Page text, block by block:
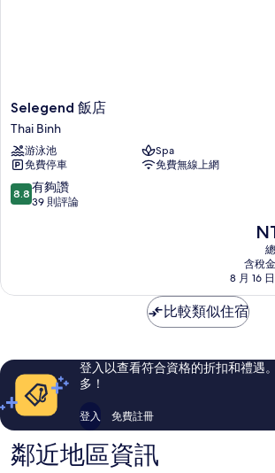
Selegend
飯
店
Thai
Binh
Selegend 飯店
Thai Binh
游泳池
Spa
免費停車
免費無線上網
8.8
分，
夠
評
論
8.8 有夠讚
39 則評論
現
在
價
格
為
含稅
8 月 16
比較類似住宿
登入以查看符合資格的折扣和禮遇
多！
登入 免費註冊
鄰近地區資訊